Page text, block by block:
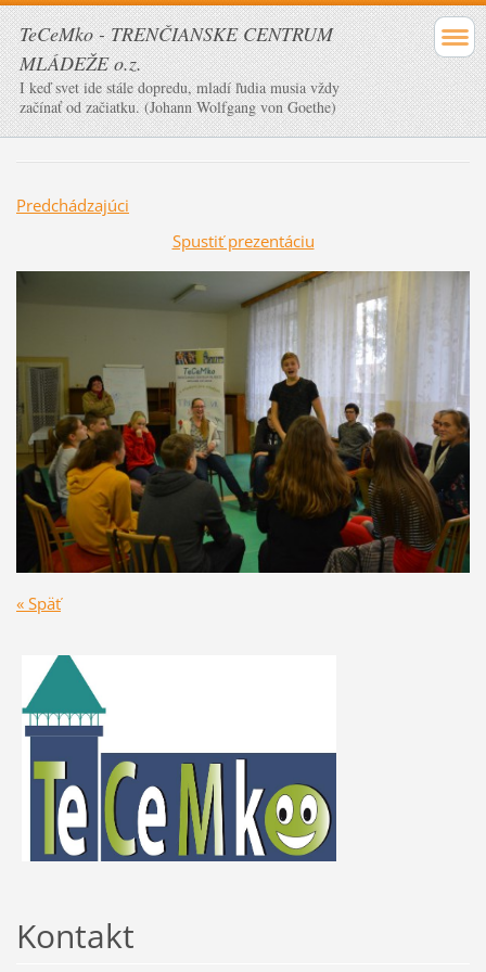
TeCeMko - TRENČIANSKE CENTRUM
MLÁDEŽE o.z.
I keď svet ide stále dopredu, mladí ľudia musia vždy
začínať od začiatku. (Johann Wolfgang von Goethe)
Predchádzajúci
Spustiť prezentáciu
« Späť
Kontakt